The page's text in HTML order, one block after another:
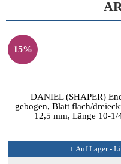
15%
DANIEL (SHAPER)
gebogen, Blatt flach/
12,5 mm, Länge 10-
Auf Lager -